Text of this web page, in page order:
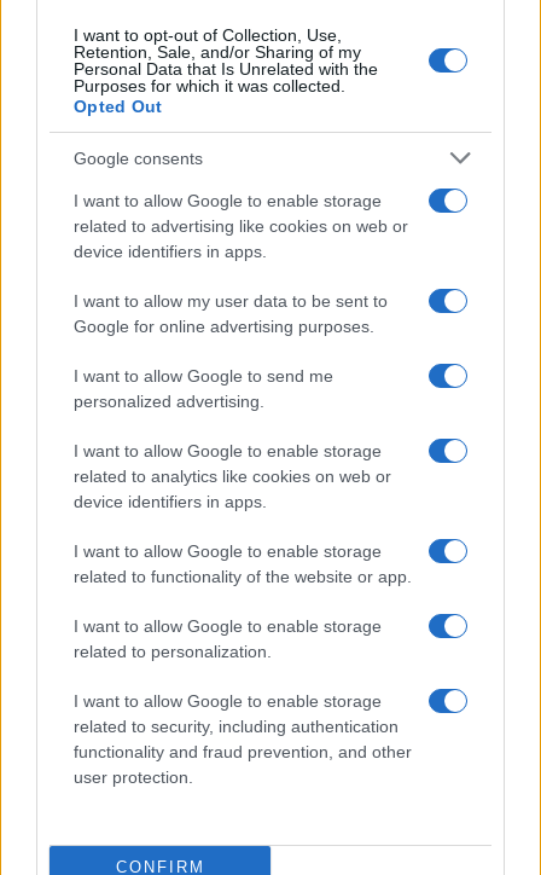
I want to opt-out of Collection, Use,
Retention, Sale, and/or Sharing of my
Personal Data that Is Unrelated with the
Purposes for which it was collected.
Opted Out
Google consents
I want to allow Google to enable storage
related to advertising like cookies on web or
device identifiers in apps.
I want to allow my user data to be sent to
Google for online advertising purposes.
I want to allow Google to send me
personalized advertising.
I want to allow Google to enable storage
related to analytics like cookies on web or
device identifiers in apps.
I want to allow Google to enable storage
related to functionality of the website or app.
I want to allow Google to enable storage
related to personalization.
I want to allow Google to enable storage
related to security, including authentication
functionality and fraud prevention, and other
user protection.
CONFIRM